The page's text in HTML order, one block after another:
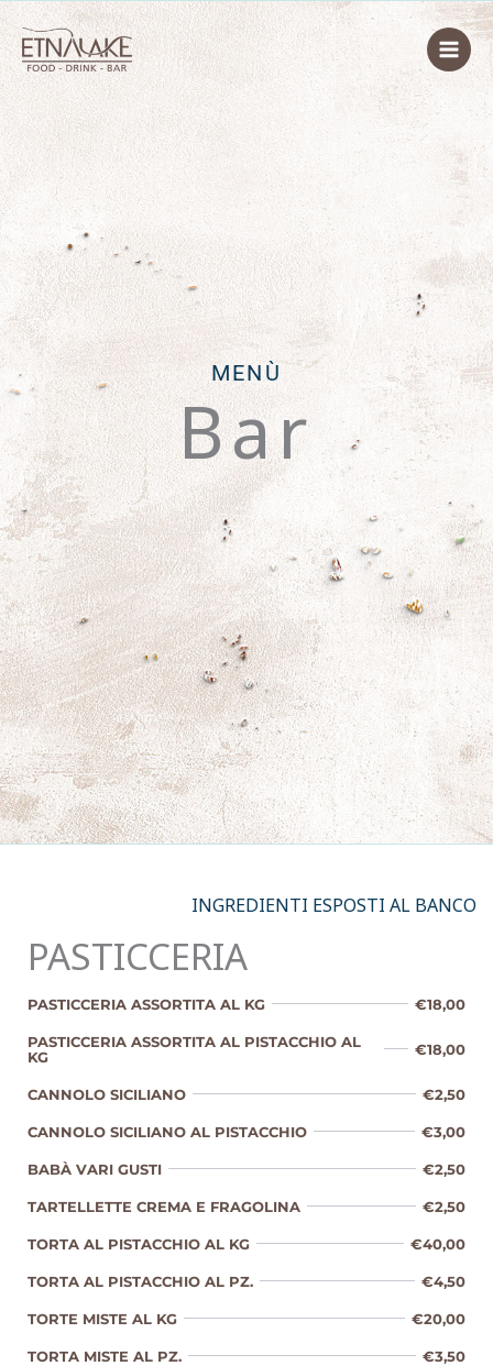
Vai
al
contenuto
MENÙ
Bar
INGREDIENTI ESPOSTI AL BANCO
PASTICCERIA
PASTICCERIA ASSORTITA AL KG €18,00
PASTICCERIA ASSORTITA AL PISTACCHIO AL
KG
€18,00
CANNOLO SICILIANO €2,50
CANNOLO SICILIANO AL PISTACCHIO €3,00
BABÀ VARI GUSTI €2,50
TARTELLETTE CREMA E FRAGOLINA €2,50
TORTA AL PISTACCHIO AL KG €40,00
TORTA AL PISTACCHIO AL PZ. €4,50
TORTE MISTE AL KG €20,00
TORTA MISTE AL PZ. €3,50